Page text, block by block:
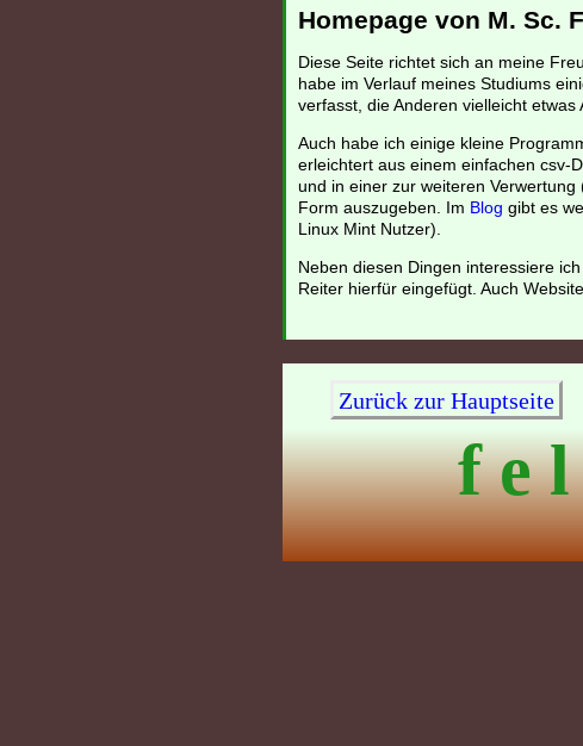
Homepage von M. Sc.
Diese Seite richtet sich an meine
habe im Verlauf meines Studiums
verfasst, die Anderen vielleicht etwas
Auch habe ich einige kleine
erleichtert aus einem einfachen csv-
und in einer zur weiteren
Form auszugeben. Im Blog gibt es
Linux Mint Nutzer).
Neben diesen Dingen interessiere
Reiter hierfür eingefügt. Auch
Zurück zur Hauptseite
f e